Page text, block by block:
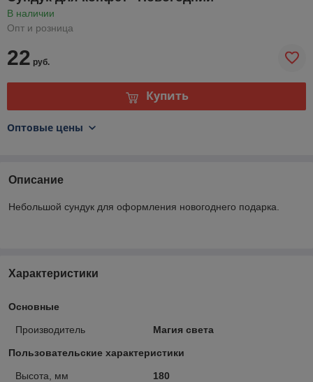
В наличии
Опт и розница
22 руб.
Купить
Оптовые цены
Описание
Небольшой сундук для оформления новогоднего подарка.
Характеристики
Основные
Производитель Магия света
Пользовательские характеристики
Высота, мм
180